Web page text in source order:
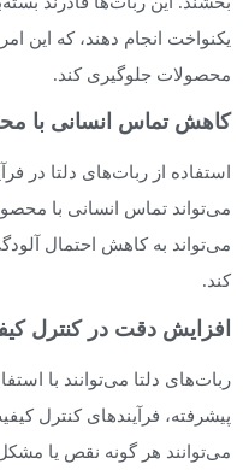
یکنواخت انجام دهند، که این
محصولات جلوگیری کند.
کاهش تماس انسانی با
استفاده از ربات‌های دلتا در
می‌تواند تماس انسانی با
می‌تواند به کاهش احتمال
کند.
افزایش دقت در کنترل
ربات‌های دلتا می‌توانند با
پیشرفته، فرآیندهای کنترل
می‌توانند هر گونه نقص یا